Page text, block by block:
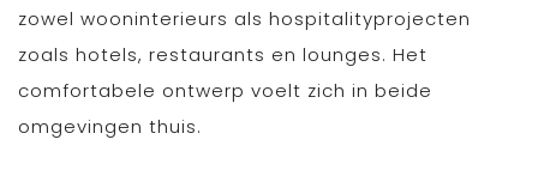
zowel wooninterieurs als hospitalityprojecten
zoals hotels, restaurants en lounges. Het
comfortabele ontwerp voelt zich in beide
omgevingen thuis.